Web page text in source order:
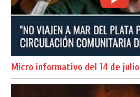
Micro informativo del 14 de julio